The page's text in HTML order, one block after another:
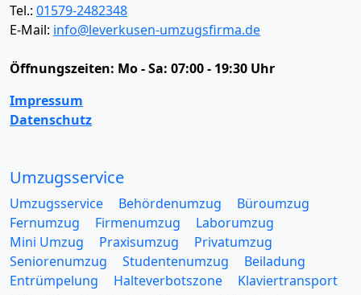
Tel.: 01579-2482348
E-Mail: info@leverkusen-umzugsfirma.de
Öffnungszeiten: Mo - Sa: 07:00 - 19:30 Uhr
Impressum
Datenschutz
Umzugsservice
Umzugsservice Behördenumzug
Büroumzug
Fernumzug
Firmenumzug
Laborumzug
Mini Umzug
Praxisumzug
Privatumzug
Seniorenumzug
Studentenumzug
Beiladung
Entrümpelung
Halteverbotszone
Klaviertransport